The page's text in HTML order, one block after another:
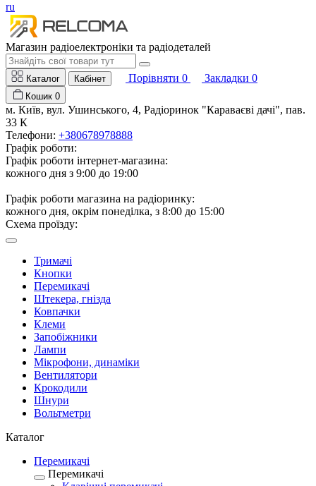
ru
Магазин радіоелектроніки та радіодеталей
Каталог Кабінет Порівняти 0 Закладки 0
Кошик 0
м. Київ, вул. Ушинського, 4, Радіоринок "Караваєві дачі", пав.
33 К
Телефони: +380678978888
Графік роботи:
Графік роботи інтернет-магазина:
кожного дня з 9:00 до 19:00
Графік роботи магазина на радіоринку:
кожного дня, окрім понеділка, з 8:00 до 15:00
Схема проїзду:
Тримачі
Кнопки
Перемикачі
Штекера, гнізда
Ковпачки
Клеми
Запобіжники
Лампи
Мікрофони, динаміки
Вентилятори
Крокодили
Шнури
Вольтметри
Каталог
Перемикачі
Перемикачі